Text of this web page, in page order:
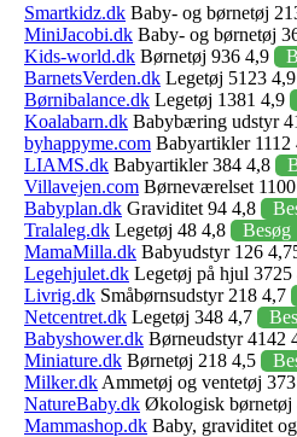
Smartkidz.dk Baby- og børnetøj
MiniJacobi.dk Baby- og børnetøj
Kids-world.dk Børnetøj 936 4,9
BarnetsVerden.dk Legetøj 5123 4,9
Børnibalance.dk Legetøj 1381 4,9
Koalabarn.dk Babybæring udstyr
byhappyme.com Babyartikler 1112
LIAMS.dk Babyartikler 384 4,8
Villavejen.com Børneværelset
Babyplan.dk Graviditet 94 4,8
Tralaleg.dk Legetøj 48 4,8
Besøg
MamaMilla.dk Babyudstyr 126
Legehjulet.dk Legetøj på hjul 3725
Livrig.dk Småbørnsudstyr 218 4,7
Netcentret.dk Legetøj 348 4,7
Babyshower.dk Børneudstyr 4142
Miniature.dk Børnetøj 218 4,5
Milker.dk Ammetøj og ventetøj
NatureBaby.dk Økologisk børnetøj
Mammashop.dk Baby, graviditet